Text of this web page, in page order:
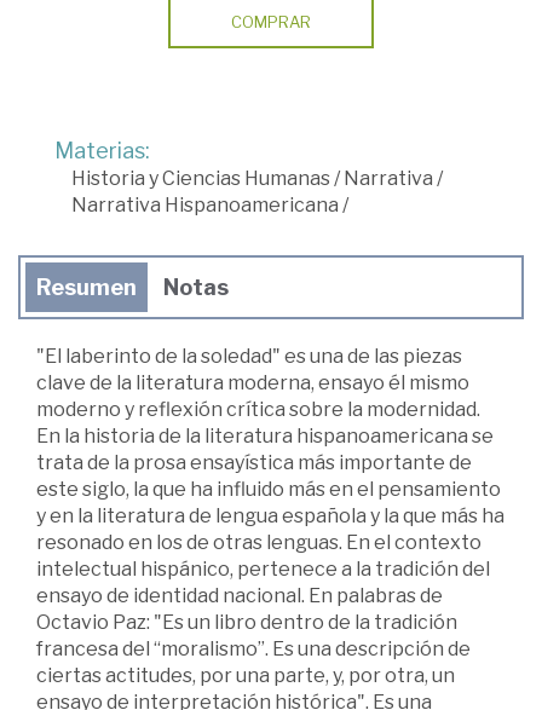
COMPRAR
Materias:
Historia y Ciencias Humanas/Narrativa /
Narrativa Hispanoamericana /
Resumen Notas
"El laberinto de la soledad" es una de las piezas
clave de la literatura moderna, ensayo él mismo
moderno y reflexión crítica sobre la modernidad.
En la historia de la literatura hispanoamericana se
trata de la prosa ensayística más importante de
este siglo, la que ha influido más en el pensamiento
y en la literatura de lengua española y la que más ha
resonado en los de otras lenguas. En el contexto
intelectual hispánico, pertenece a la tradición del
ensayo de identidad nacional. En palabras de
Octavio Paz: "Es un libro dentro de la tradición
francesa del “moralismo”. Es una descripción de
ciertas actitudes, por una parte, y, por otra, un
ensayo de interpretación histórica". Es una